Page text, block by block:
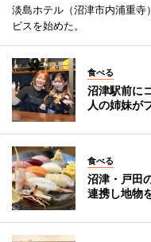
淡島ホテル（沼津市内浦重
ビスを始めた。
食べる
沼津駅前に
人の姉妹が
食べる
沼津・戸田
連携し地物